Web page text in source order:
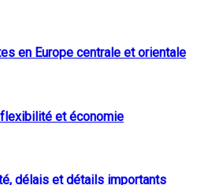
en Europe centrale et orientale
et économie
délais et détails importants